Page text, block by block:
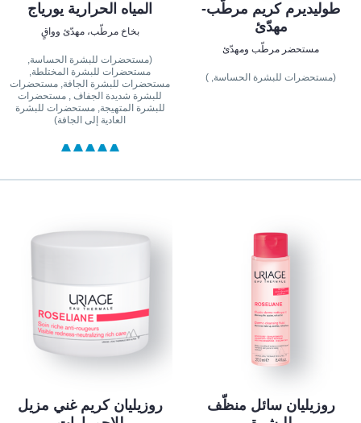
طوليديرم كريم مرطّب-
مهدّئ
مستحضر مرطّب ومهدّئ
(مستحضرات للبشرة الحساسة, )
المياه الحرارية يورياج
بخاخ مرطّب، مهدّئ وواقٍ
(مستحضرات للبشرة الحساسة,
مستحضرات للبشرة المختلطة,
مستحضرات للبشرة الجافة, مستحضرات
للبشرة شديدة الجفاف , مستحضرات
للبشرة المتهيجة, مستحضرات للبشرة
العادية إلى الجافة)
روزيليان سائل منظّف
روزيليان كريم غني مزيل